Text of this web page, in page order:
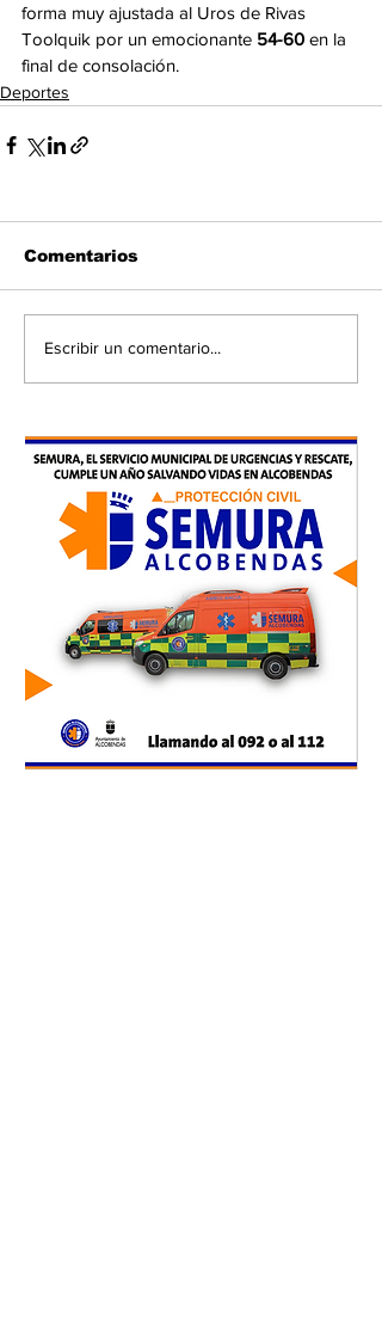
forma muy ajustada al Uros de Rivas
Toolquik por un emocionante 54-60 en la
final de consolación.
Deportes
Comentarios
Escribir un comentario...